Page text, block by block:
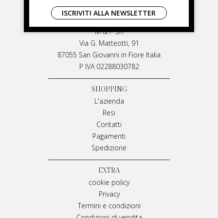
LIVIANA MIRARCHI
M & P Srl
Via G. Matteotti, 91
87055 San Giovanni in Fiore Italia
P IVA 02288030782
SHOPPING
L'azienda
Resi
Contatti
Pagamenti
Spedizione
EXTRA
cookie policy
Privacy
Termini e condizioni
ISCRIVITI ALLA NEWSLETTER